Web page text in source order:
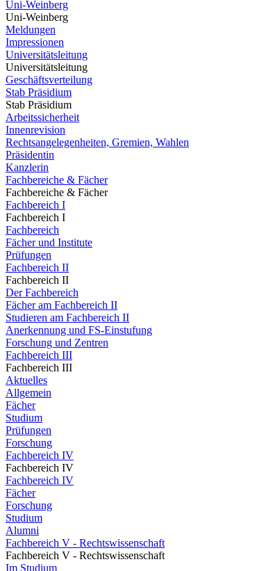
Uni-Weinberg
Uni-Weinberg
Meldungen
Impressionen
Universitätsleitung
Universitätsleitung
Geschäftsverteilung
Stab Präsidium
Stab Präsidium
Arbeitssicherheit
Innenrevision
Rechtsangelegenheiten, Gremien, Wahlen
Präsidentin
Kanzlerin
Fachbereiche & Fächer
Fachbereiche & Fächer
Fachbereich I
Fachbereich I
Fachbereich
Fächer und Institute
Prüfungen
Fachbereich II
Fachbereich II
Der Fachbereich
Fächer am Fachbereich II
Studieren am Fachbereich II
Anerkennung und FS-Einstufung
Forschung und Zentren
Fachbereich III
Fachbereich III
Aktuelles
Allgemein
Fächer
Studium
Prüfungen
Forschung
Fachbereich IV
Fachbereich IV
Fachbereich IV
Fächer
Forschung
Studium
Alumni
Fachbereich V - Rechtswissenschaft
Fachbereich V - Rechtswissenschaft
Im Studium